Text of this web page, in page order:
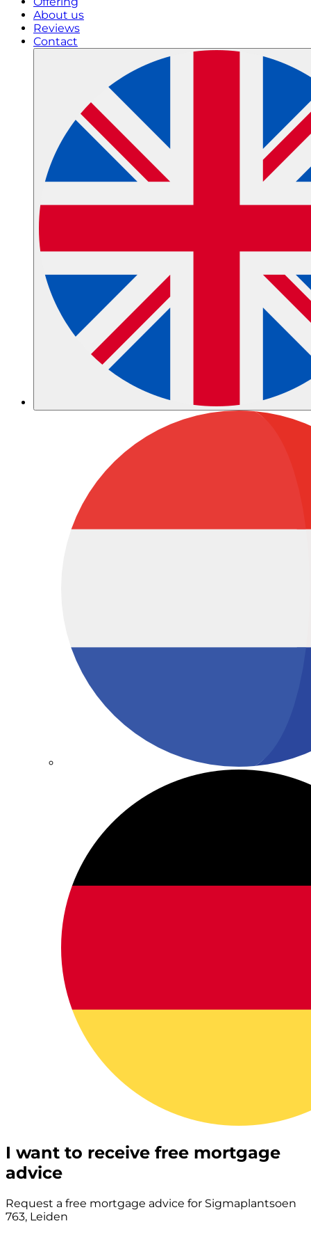
About us
Reviews
Contact
I want to receive free mortgage
advice
Request a free mortgage advice for Sigmaplantsoen
763, Leiden